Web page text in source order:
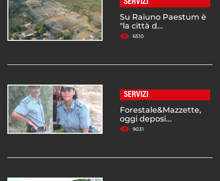
SERVIZI
Su Raiuno Paestum è
"la città d...
6510
SERVIZI
Forestale&Mazzette,
oggi deposi...
9031